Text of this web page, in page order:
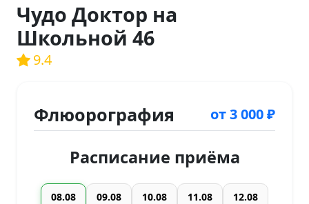
Чудо Доктор на
Школьной 46
9.4
Флюорография от 3 000 ₽
Расписание приёма
08.08 09.08 10.08 11.08 12.08